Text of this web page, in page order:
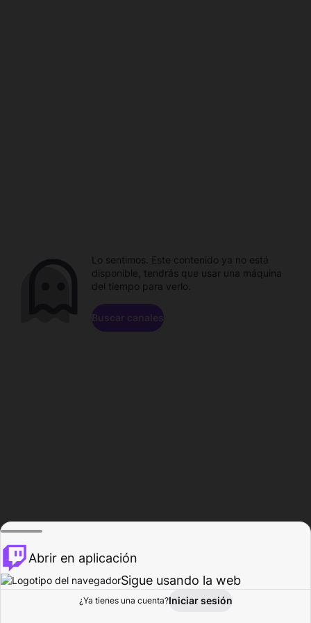
Explorar Actividad
Lo sentimos. Este contenido ya no está
disponible, tendrás que usar una máquina
del tiempo para verlo.
Buscar canales
Abrir en aplicación
Sigue usando la web
¿Ya tienes una cuenta?Iniciar sesión